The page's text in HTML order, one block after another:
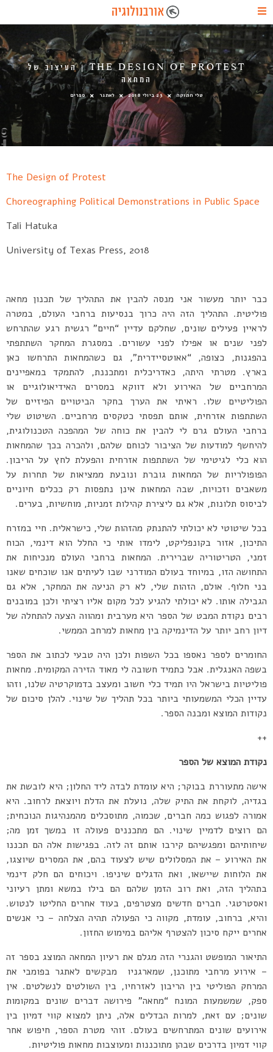
THE DESIGN OF PROTEST | העיצוב של
המחאה
טלי חתוקה 23 ביולי 2018 לאתגר ספרים
The Design of Protest
Choreographing Political Demonstrations in Public Space
Tali Hatuka
University of Texas Press, 2018
כבר יותר מעשור אני מנסה להבין את התהליך של תכנון מחאה
פוליטית. התהליך הזה היה כרוך בנסיעות ברחבי העולם, במטרה
לראיין פעילים שונים, שחלקם עדיין “חיים” רגשית רגע שהתרחש
לפני שנים או אפילו לפני עשורים. במסגרת המחקר השתתפתי
בהפגנות, כצופה, “אאוטסיידרית”, גם כשהמחאות התרחשו כאן
בארץ. מטרתי היתה, כאדריכלית ומתכננת, להתמקד במאפיינים
המרחביים של האירוע ולא דווקא במסרים האידיאולוגיים או
הפוליטיים שלו. ראיתי את הערך בחקר הביטויים הפיזיים של
השתתפות אזרחית, אותם תפסתי כטקסים מרחביים. השיטוט שלי
ברחבי העולם גרם לי להבין את כוחה של המהפכה הטכנולוגית,
להיחשף למודעות של הציבור לכוחם שלהם, ולהכרה בכך שהמחאות
הוא כלי לגיטימי של השתתפות אזרחית והפעלת לחץ על הריבון.
הפופולריות של המחאות גוברת ונובעת ממציאות של תחרות על
משאבים וזכויות, שבה המחאות אינן נתפסות רק ככלים חיוניים
לביסוס תלונות, אלא גם ליצירת קהילות זמניות, מוחשיות, בערים.
בכל שיטוטי לא יכולתי להתנתק מהזהות שלי, כישראלית. חיי במזרח
התיכון, אזור בקונפליקט, לימדו אותי כי החלל הוא דינמי, הכוח
זמני, הטריטוריה שברירית. המחאות ברחבי העולם מנכיחות את
התחושה הזו, במיוחד בעולם המודרני שבו לעיתים אנו שוכחים שאנו
בני חלוף. אולם, הזהות שלי, לא רק הניעה את המחקר, אלא גם
הגבילה אותו. לא יכולתי להגיע לכל מקום אליו רציתי ולכן במובנים
רבים נקודת המבט של הספר היא מערבית ומהווה הצעה להתחלה של
דיון רחב יותר על הדינמיקה בין מחאות למרחב הממשי.
החומרים לספר נאספו בכל השפות ולכן היה טבעי לכתוב את הספר
בשפה האנגלית. אבל כתמיד חשובה לי מאוד הזירה המקומית. מחאות
פוליטיות בישראל היו תמיד כלי חשוב ומעצב בדמוקרטיה שלנו, וזהו
עדיין הכלי המשמעותי ביותר בכל תהליך של שינוי. להלן סיכום של
נקודות המוצא ומבנה הספר.
++
נקודת המוצא של הספר
אישה מתעוררת בבוקר; היא עומדת לבדה ליד החלון; היא לובשת את
בגדיה, לוקחת את התיק שלה, נועלת את הדלת ויוצאת לרחוב. היא
אמורה לפגוש כמה חברים, שכמוה, מתוסכלים מהמנהיגות הנוכחית;
הם רוצים לדמיין שינוי. הם מתכננים פעולה זו במשך זמן מה;
שיחותיהם ומפגשיהם קירבו אותם זה לזה. בפגישות אלה הם תכננו
את האירוע – את המסלולים שיש לצעוד בהם, את המסרים שיוצגו,
את הלוחות שיישאו, ואת הדגלים שיניפו. ויכוחים הם חלק דינמי
בתהליך הזה, ואת רוב הזמן שלהם הם בילו במשא ומתן רעיוני
ואסטרטגי. חברים חדשים מצטרפים, בעוד אחרים החליטו לנטוש.
והיא, ברחוב, עומדת, מקווה כי הפעולה תהיה הצלחה – כי אנשים
אחרים ייקח סיכון להצטרף אליהם במימוש החזון.
התיאור המופשט והגנרי הזה מגלם את רעיון המחאה המוצג בספר זה
– אירוע מרחבי מתוכנן, שמארגניו מבקשים לאתגר בפומבי את
המרחק הפוליטי בין הריבון לאזרחיו, בין השולטים לנשלטים. אין
ספק, שמשמעות המונח “מחאה” פירושה דברים שונים במקומות
שונים; עם זאת, למרות הבדלים אלה, ניתן למצוא קווי דמיון בין
אירועים שונים המתרחשים בעולם. זוהי מטרת הספר, חיפוש אחר
קווי דמיון בדרכים שבהן מתוכננות ומעוצבות מחאות פוליטיות.